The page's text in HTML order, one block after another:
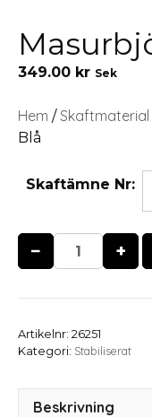
349.00 kr Sek
Hem /Skaftmaterial
Blå
Skaftämne Nr:
− +
Artikelnr: 26251
Kategori: Stabiliserat
Beskrivning